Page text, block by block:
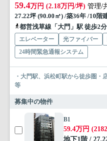
59.4万円 (2.18万円/坪) 管理/
27.22坪 (90.00㎡) /築36年 /10階
都営浅草線「大門」駅 徒歩2分
エレベーター 光ファイバー
24時間緊急通報システム
・大門駅、浜松町駅から徒歩圏・
等
募集中の物件
B1
59.4万円
地下1階 /